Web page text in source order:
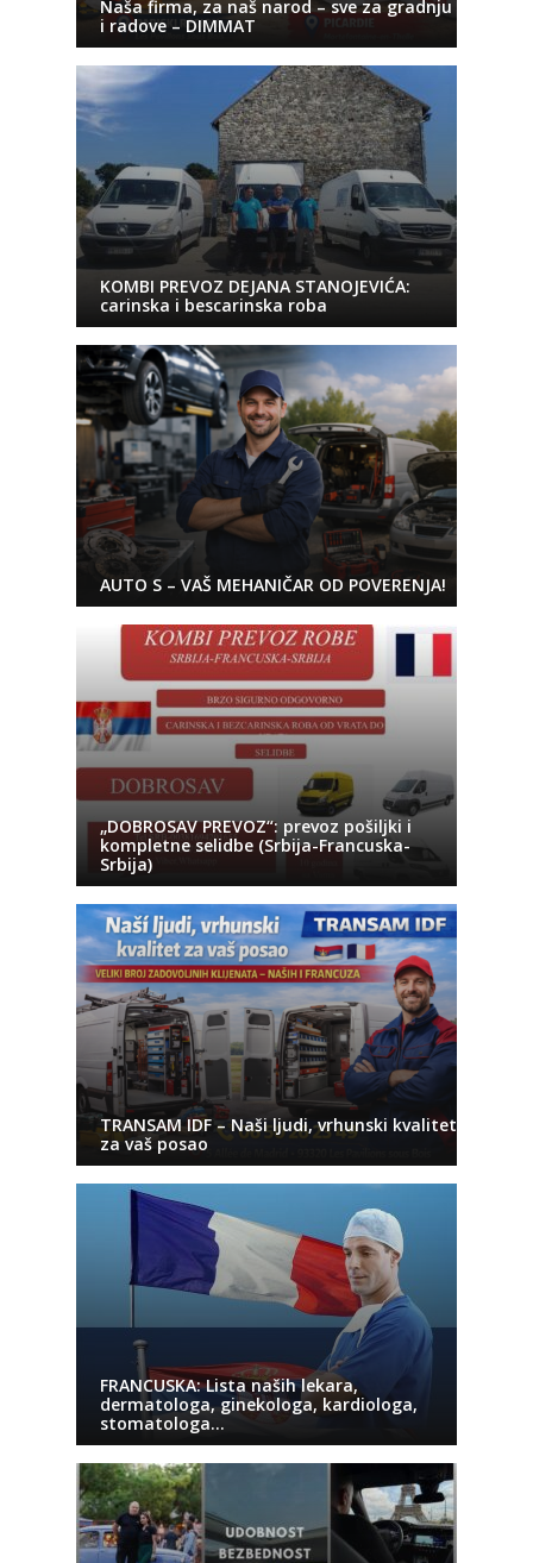
Naša firma, za naš narod – sve za gradnju
i radove – DIMMAT
KOMBI PREVOZ DEJANA STANOJEVIĆA:
carinska i bescarinska roba
AUTO S – VAŠ MEHANIČAR OD POVERENJA!
„DOBROSAV PREVOZ“: prevoz pošiljki i
kompletne selidbe (Srbija-Francuska-
Srbija)
TRANSAM IDF – Naši ljudi, vrhunski kvalitet
za vaš posao
FRANCUSKA: Lista naših lekara,
dermatologa, ginekologa, kardiologa,
stomatologa…